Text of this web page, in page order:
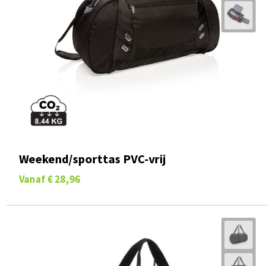
Weekend/sporttas PVC-vrij
Vanaf € 28,96